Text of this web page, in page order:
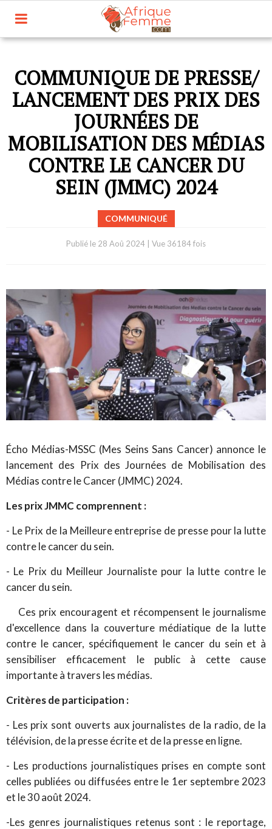
COMMUNIQUE DE PRESSE/
LANCEMENT DES PRIX DES
JOURNÉES DE
MOBILISATION DES MÉDIAS
CONTRE LE CANCER DU
SEIN (JMMC) 2024
COMMUNIQUÉ
Publié le 28 Aoû 2024 Vue 36184 fois
Écho Médias-MSSC (Mes Seins Sans Cancer) annonce le
lancement des Prix des Journées de Mobilisation des
Médias contre le Cancer (JMMC) 2024.
Les prix JMMC comprennent :
- Le Prix de la Meilleure entreprise de presse pour la lutte
contre le cancer du sein.
- Le Prix du Meilleur Journaliste pour la lutte contre le
cancer du sein.
Ces prix encouragent et récompensent le journalisme
d'excellence dans la couverture médiatique de la lutte
contre le cancer, spécifiquement le cancer du sein et à
sensibiliser efficacement le public à cette cause
importante à travers les médias.
Critères de participation :
- Les prix sont ouverts aux journalistes de la radio, de la
télévision, de la presse écrite et de la presse en ligne.
- Les productions journalistiques prises en compte sont
celles publiées ou diffusées entre le 1er septembre 2023
et le 30 août 2024.
-Les genres journalistiques retenus sont : le reportage,